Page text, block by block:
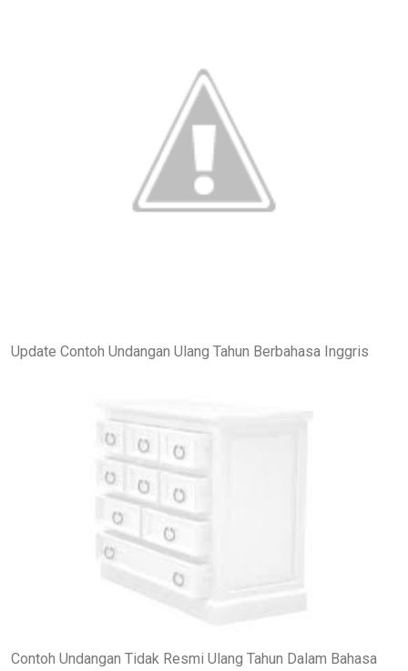
Update Contoh Undangan Ulang Tahun Berbahasa Inggris
Contoh Undangan Tidak Resmi Ulang Tahun Dalam Bahasa